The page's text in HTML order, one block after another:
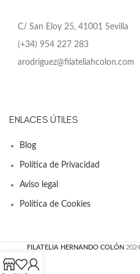
C/ San Eloy 25, 41001 Sevilla
(+34) 954 227 283
arodriguez@filateliahcolon.com
ENLACES ÚTILES
Blog
Política de Privacidad
Aviso legal
Política de Cookies
FILATELIA HERNANDO COLÓN